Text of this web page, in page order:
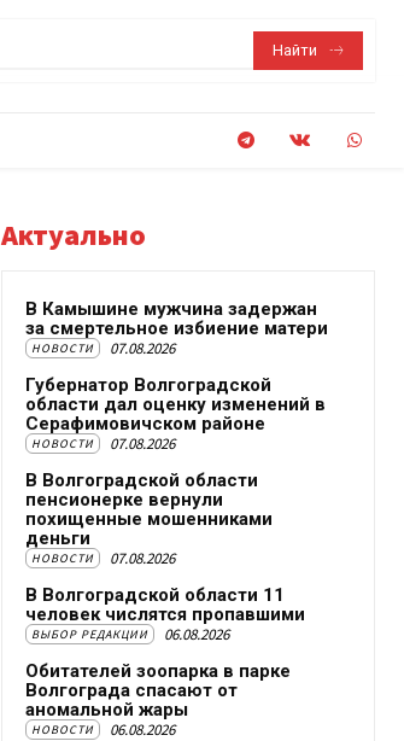
Найти
Актуально
В Камышине мужчина задержан
за смертельное избиение матери
НОВОСТИ 07.08.2026
Губернатор Волгоградской
области дал оценку изменений в
Серафимовичском районе
НОВОСТИ 07.08.2026
В Волгоградской области
пенсионерке вернули
похищенные мошенниками
деньги
НОВОСТИ 07.08.2026
В Волгоградской области 11
человек числятся пропавшими
ВЫБОР РЕДАКЦИИ 06.08.2026
Обитателей зоопарка в парке
Волгограда спасают от
аномальной жары
НОВОСТИ 06.08.2026